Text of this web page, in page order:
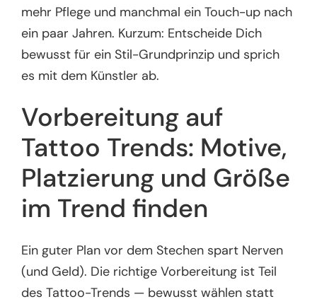
mehr Pflege und manchmal ein Touch-up nach
ein paar Jahren. Kurzum: Entscheide Dich
bewusst für ein Stil-Grundprinzip und sprich
es mit dem Künstler ab.
Vorbereitung auf
Tattoo Trends: Motive,
Platzierung und Größe
im Trend finden
Ein guter Plan vor dem Stechen spart Nerven
(und Geld). Die richtige Vorbereitung ist Teil
des Tattoo-Trends — bewusst wählen statt